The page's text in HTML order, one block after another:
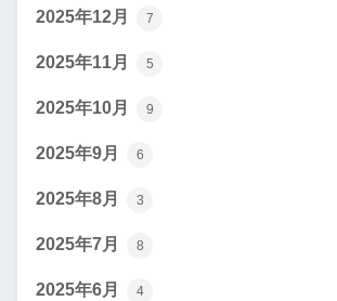
2025年12月 7
2025年11月 5
2025年10月 9
2025年9月 6
2025年8月 3
2025年7月 8
2025年6月 4